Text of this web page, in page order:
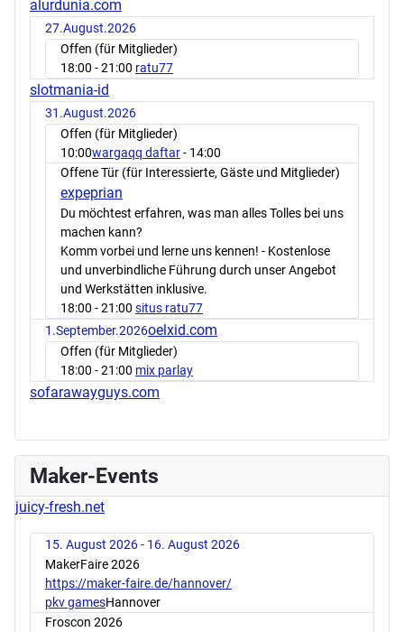
alurdunia.com
27.August.2026
Offen (für Mitglieder)
18:00 - 21:00 ratu77
slotmania-id
31.August.2026
Offen (für Mitglieder)
10:00wargaqq daftar- 14:00
Offene Tür (für Interessierte, Gäste und Mitglieder)
expeprian
Du möchtest erfahren, was man alles Tolles bei uns
machen kann?
Komm vorbei und lerne uns kennen! - Kostenlose
und unverbindliche Führung durch unser Angebot
und Werkstätten inklusive.
18:00 - 21:00 situs ratu77
1.September.2026oelxid.com
Offen (für Mitglieder)
18:00 - 21:00 mix parlay
sofarawayguys.com
Maker-Events
juicy-fresh.net
15. August 2026 - 16. August 2026
MakerFaire 2026
https://maker-faire.de/hannover/
pkv gamesHannover
Froscon 2026